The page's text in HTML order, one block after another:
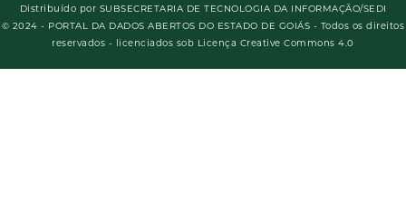
Distribuído por SUBSECRETARIA DE TECNOLOGIA DA INFORMAÇÃO/SEDI
© 2024 - PORTAL DA DADOS ABERTOS DO ESTADO DE GOIÁS - Todos os direitos
reservados - licenciados sob Licença Creative Commons 4.0